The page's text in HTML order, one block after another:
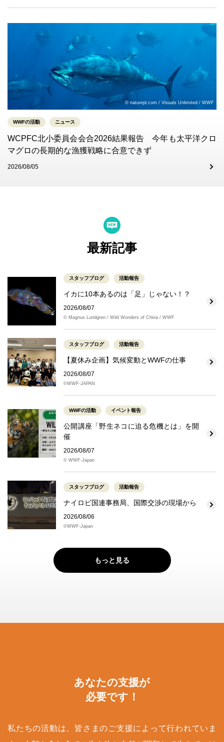
© naturepl.com / Visuals Unlimited / WWF
WWFの活動 ニュース
WCPFC北小委員会会合2026結果報告 今年も太平洋クロ
マグロの長期的な漁獲戦略に合意できず
2026/08/05
最新記事
スタッフブログ 活動報告
イカに10本あるのは「足」じゃない！？
2026/08/07
© Magnus Lundgren / Wild Wonders of China / WWF
スタッフブログ 活動報告
【夏休み企画】気候変動とWWFの仕事
2026/08/07
©WWF-JAPAN
WWFの活動 イベント報告
公開講座「野生ネコに迫る危機とは」を開
催
2026/08/07
© WWF-Japan
スタッフブログ 活動報告
ナイロビ国連事務局、国際交渉の現場から
2026/08/06
©WWF-Japan
もっと見る
あなたの支援が
必要です！
私たちの活動は、皆さまのご支援によって行われていま